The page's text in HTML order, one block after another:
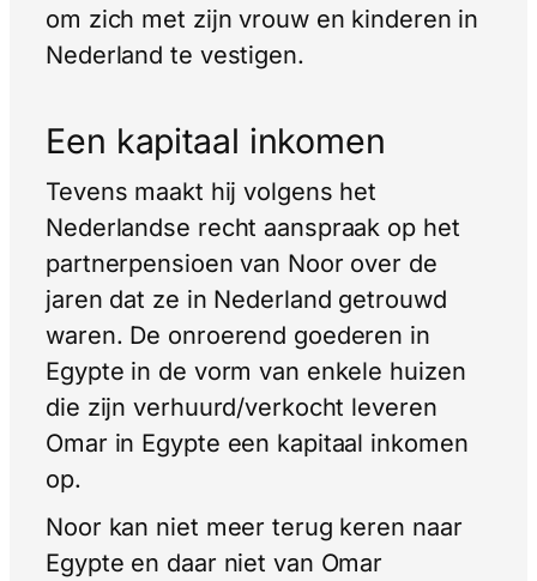
om zich met zijn vrouw en kinderen in
Nederland te vestigen.
Een kapitaal inkomen
Tevens maakt hij volgens het
Nederlandse recht aanspraak op het
partnerpensioen van Noor over de
jaren dat ze in Nederland getrouwd
waren. De onroerend goederen in
Egypte in de vorm van enkele huizen
die zijn verhuurd/verkocht leveren
Omar in Egypte een kapitaal inkomen
op.
Noor kan niet meer terug keren naar
Egypte en daar niet van Omar